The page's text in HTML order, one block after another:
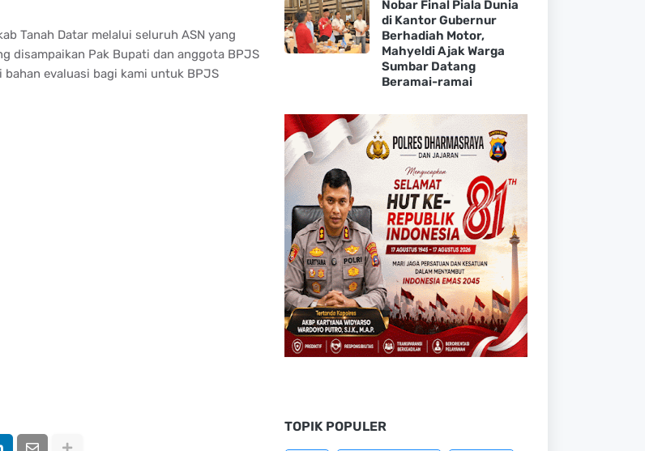
Tanah Datar melalui seluruh ASN yang
disampaikan Pak Bupati dan anggota BPJS
evaluasi bagi kami untuk BPJS
Nobar Final Piala Dunia
di Kantor Gubernur
Berhadiah Motor,
Mahyeldi Ajak Warga
Sumbar Datang
Beramai-ramai
TOPIK POPULER